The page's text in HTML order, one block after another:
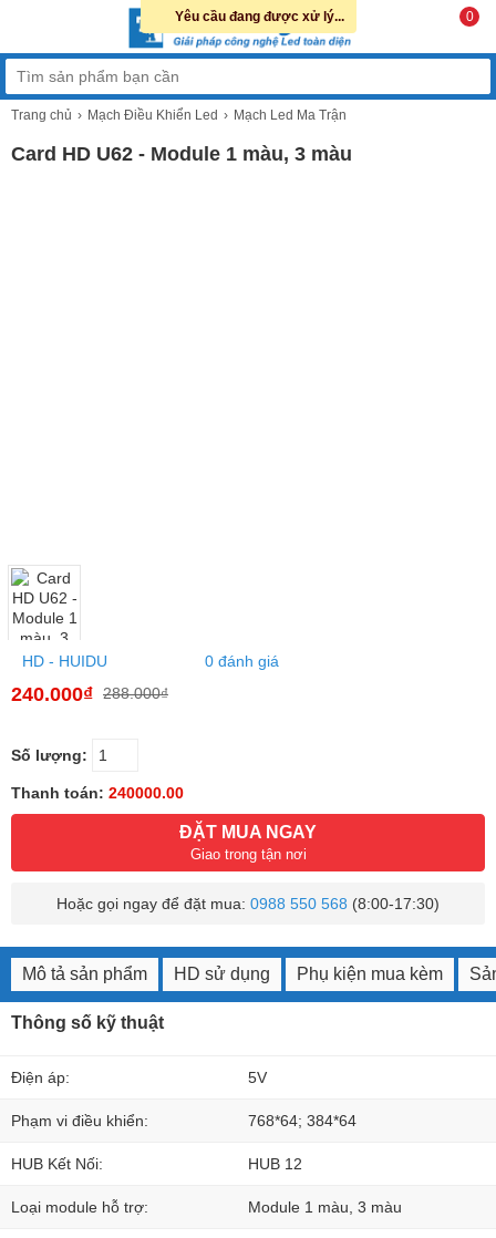
0
Trang chủ Mạch Điều Khiển Led Mạch Led Ma Trận
Card HD U62 - Module 1 màu, 3 màu
HD - HUIDU 0 đánh giá
240.000₫ 288.000₫
Số lượng:
Thanh toán: 240000.00
ĐẶT MUA NGAY
Giao trong tận nơi
Hoặc gọi ngay để đặt mua: 0988 550 568 (8:00-17:30)
Mô tả sản phẩm HD sử dụng Phụ kiện mua kèm
Thông số kỹ thuật
Điện áp: 5V
Phạm vi điều khiển: 768*64; 384*64
HUB Kết Nối: HUB 12
Loại module hỗ trợ: Module 1 màu, 3 màu
Yêu cầu đang được xử lý...